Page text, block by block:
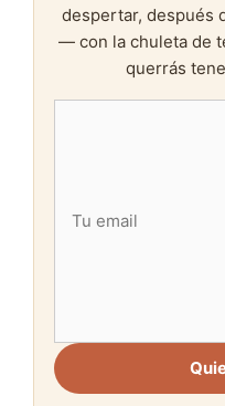
despertar, después
— con la chuleta de
querrás